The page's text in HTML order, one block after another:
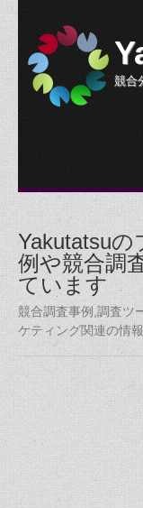
競合
HOME
機能紹介
参考価格
依頼する
調査事例
ブログ
Yakutatsu
例や競合調
ています
競合調査事例,調査ツ
ケティング関連の情